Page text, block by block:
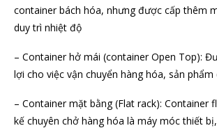
container bách hóa, nhưng được cấp thêm
duy trì nhiệt độ
– Container hở mái (container Open Top):
lợi cho việc vận chuyển hàng hóa, sản phẩm
– Container mặt bằng (Flat rack): Container
kế chuyên chở hàng hóa là máy móc thiết